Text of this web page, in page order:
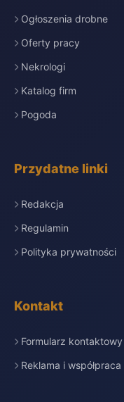
Ogłoszenia drobne
Oferty pracy
Nekrologi
Katalog firm
Pogoda
Przydatne linki
Redakcja
Regulamin
Polityka prywatności
Kontakt
Formularz kontaktowy
Reklama i współpraca